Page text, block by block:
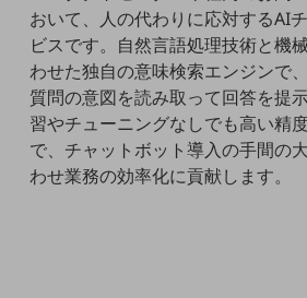
データ利活用
運用管理
おいて、人の代わりに応対するAI
ビスです。自然言語処理技術と機
わせた独自の意味検索エンジンで
質問の意図を読み取って回答を提
習やチューニングなしでも高い精
で、チャットボット導入の手間の
わせ業務の効率化に貢献します。